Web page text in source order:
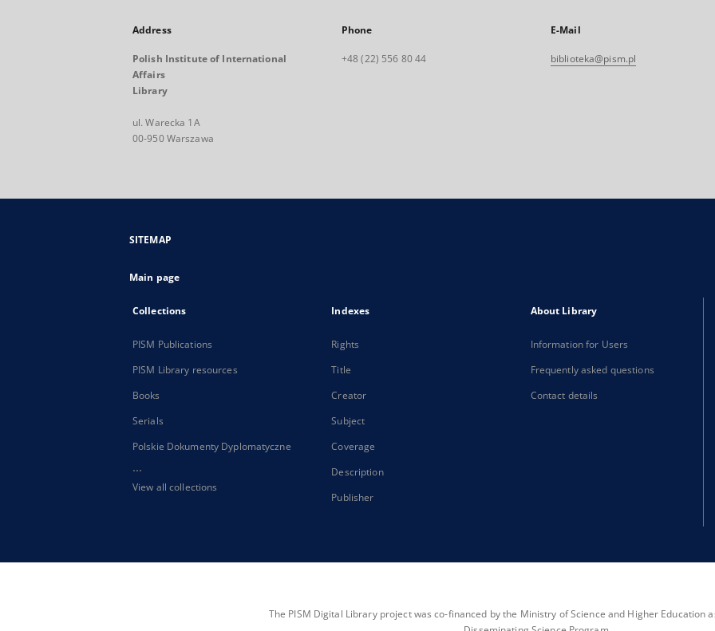
Address
Polish Institute of International
Affairs
Library
ul. Warecka 1A
00-950 Warszawa
Phone
+48 (22) 556 80 44
E-Mail
biblioteka@pism.pl
SITEMAP
Main page
Collections
PISM Publications
PISM Library resources
Books
Serials
Polskie Dokumenty Dyplomatyczne
...
View all collections
Indexes
Rights
Title
Creator
Subject
Coverage
Description
Publisher
About Library
Information for Users
Frequently asked questions
Contact details
The PISM Digital Library project was co-financed by the Ministry of Science and Higher Education